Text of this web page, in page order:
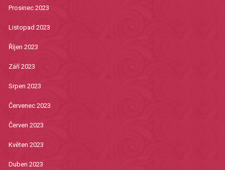
Prosinec 2023
Listopad 2023
Říjen 2023
Září 2023
Srpen 2023
Červenec 2023
Červen 2023
Květen 2023
Duben 2023